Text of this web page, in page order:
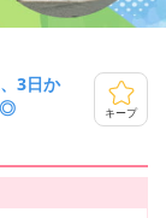
3日か
◎
キープ